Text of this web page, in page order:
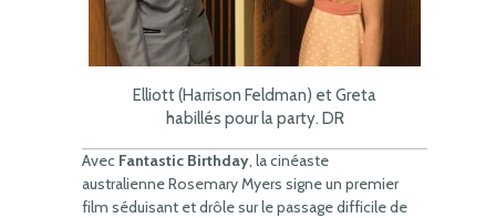
Elliott (Harrison Feldman) et Greta
habillés pour la party. DR
Avec Fantastic Birthday, la cinéaste
australienne Rosemary Myers signe un premier
film séduisant et drôle sur le passage difficile de